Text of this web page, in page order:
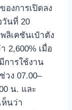
องการเปิดลง
วันที่ 20
ลิเคชันเป๋าตัง
2,600% เมื่อ
การใช้งาน
วง 07.00–
น. และ
ห็นว่า